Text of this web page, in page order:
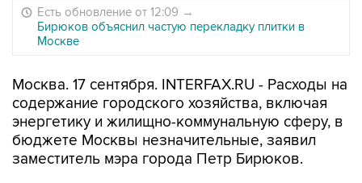
Есть обновление от 12:09 →
Бирюков объяснил частую перекладку плитки в
Москве
Москва. 17 сентября. INTERFAX.RU - Расходы на
содержание городского хозяйства, включая
энергетику и жилищно-коммунальную сферу, в
бюджете Москвы незначительные, заявил
заместитель мэра города Петр Бирюков.